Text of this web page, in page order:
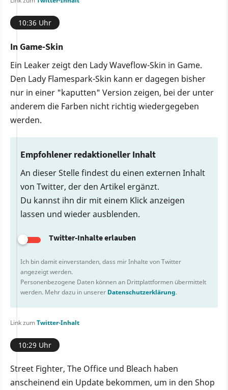
10:36 Uhr
In Game-Skin
Ein Leaker zeigt den Lady Waveflow-Skin in Game.
Den Lady Flamespark-Skin kann er dagegen bisher
nur in einer "kaputten" Version zeigen, bei der unter
anderem die Farben nicht richtig wiedergegeben
werden.
Empfohlener redaktioneller Inhalt
An dieser Stelle findest du einen externen Inhalt
von Twitter, der den Artikel ergänzt.
Du kannst ihn dir mit einem Klick anzeigen
lassen und wieder ausblenden.
Twitter-Inhalte erlauben
Ich bin damit einverstanden, dass mir Inhalte von Twitter
angezeigt werden.
Personenbezogene Daten können an Drittplattformen übermittelt
werden. Mehr dazu in unserer Datenschutzerklärung.
Link zumTwitter-Inhalt
10:29 Uhr
Street Fighter, The Office und Bleach haben
anscheinend ein Update bekommen, um in den Shop